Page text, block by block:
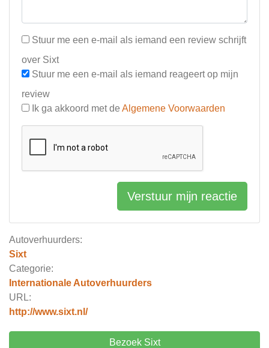
Autoverhuurders:
Sixt
Categorie:
Internationale Autoverhuurders
URL:
http://www.sixt.nl/
Bezoek Sixt
Stuur me een e-mail als iemand een review schrijft
over Sixt
Stuur me een e-mail als iemand reageert op mijn
review
Ik ga akkoord met de Algemene Voorwaarden
Verstuur mijn reactie